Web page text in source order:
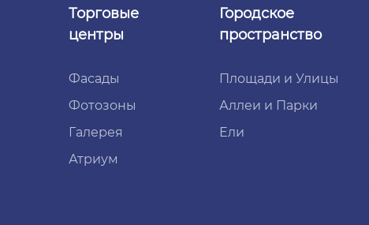
Торговые
центры
Фасады
Фотозоны
Галерея
Атриум
Городское
пространство
Площади и Улицы
Аллеи и Парки
Ели